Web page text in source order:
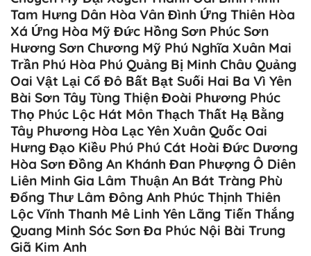
Tam Hưng Dân Hòa Vân Đình Ứng Thiên Hòa
Xá Ứng Hòa Mỹ Đức Hồng Sơn Phúc Sơn
Hương Sơn Chương Mỹ Phú Nghĩa Xuân Mai
Trần Phú Hòa Phú Quảng Bị Minh Châu Quảng
Oai Vật Lại Cổ Đô Bất Bạt Suối Hai Ba Vì Yên
Bài Sơn Tây Tùng Thiện Đoài Phương Phúc
Thọ Phúc Lộc Hát Môn Thạch Thất Hạ Bằng
Tây Phương Hòa Lạc Yên Xuân Quốc Oai
Hưng Đạo Kiều Phú Phú Cát Hoài Đức Dương
Hòa Sơn Đồng An Khánh Đan Phượng Ô Diên
Liên Minh Gia Lâm Thuận An Bát Tràng Phù
Đổng Thư Lâm Đông Anh Phúc Thịnh Thiên
Lộc Vĩnh Thanh Mê Linh Yên Lãng Tiến Thắng
Quang Minh Sóc Sơn Đa Phúc Nội Bài Trung
Giã Kim Anh